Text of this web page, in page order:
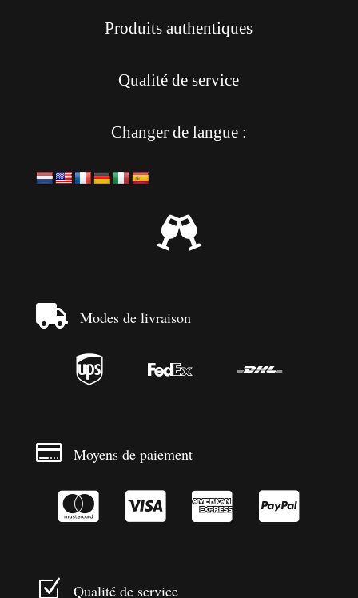
Produits authentiques
Qualité de service
Changer de langue :

 Modes de livraison
  
 Moyens de paiement
   
Z Qualité de service